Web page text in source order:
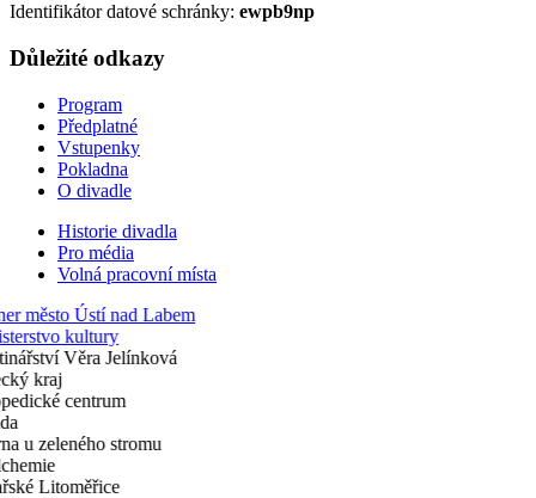
Identifikátor datové schránky: ewpb9np
Důležité odkazy
Program
Předplatné
Vstupenky
Pokladna
O divadle
Historie divadla
Pro média
Volná pracovní místa